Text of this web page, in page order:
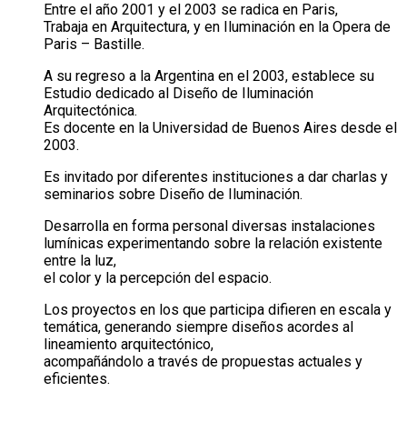
Entre el año 2001 y el 2003 se radica en Paris,
Trabaja en Arquitectura, y en Iluminación en la Opera de
Paris – Bastille.
A su regreso a la Argentina en el 2003, establece su
Estudio dedicado al Diseño de Iluminación
Arquitectónica.
Es docente en la Universidad de Buenos Aires desde el
2003.
Es invitado por diferentes instituciones a dar charlas y
seminarios sobre Diseño de Iluminación.
Desarrolla en forma personal diversas instalaciones
lumínicas experimentando sobre la relación existente
entre la luz,
el color y la percepción del espacio.
Los proyectos en los que participa difieren en escala y
temática, generando siempre diseños acordes al
lineamiento arquitectónico,
acompañándolo a través de propuestas actuales y
eficientes.